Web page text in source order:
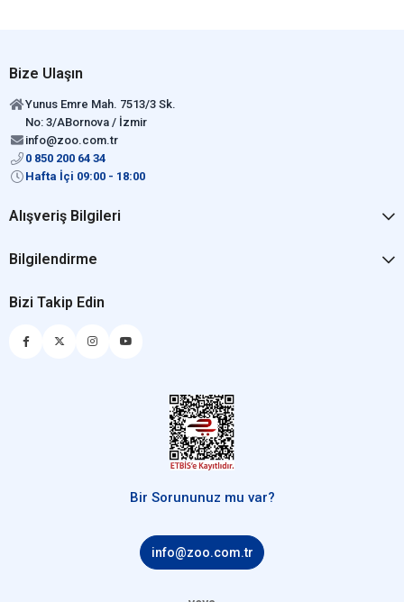
Bize Ulaşın
Yunus Emre Mah. 7513/3 Sk.
No: 3/ABornova / İzmir
info@zoo.com.tr
0 850 200 64 34
Hafta İçi 09:00 - 18:00
Alışveriş Bilgileri
Bilgilendirme
Bizi Takip Edin
Bir Sorununuz mu var?
info@zoo.com.tr